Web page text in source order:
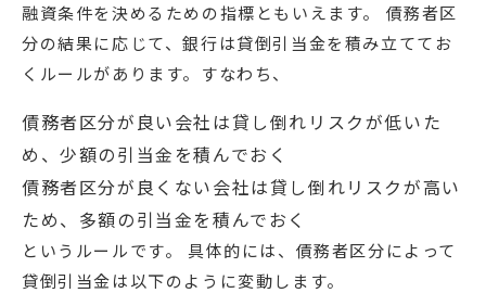
融資条件を決めるための指標ともいえます。 債務者区
分の結果に応じて、銀行は貸倒引当金を積み立ててお
くルールがあります。すなわち、
債務者区分が良い会社は貸し倒れリスクが低いた
め、少額の引当金を積んでおく
債務者区分が良くない会社は貸し倒れリスクが高い
ため、多額の引当金を積んでおく
というルールです。 具体的には、債務者区分によって
貸倒引当金は以下のように変動します。